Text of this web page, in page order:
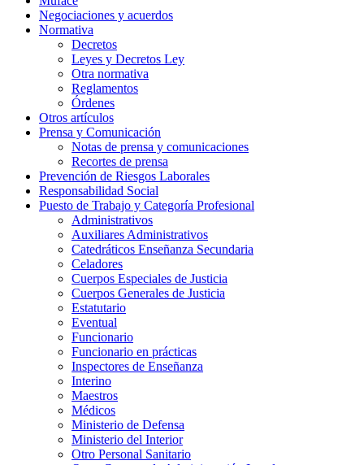
Negociaciones y acuerdos
Normativa
Decretos
Leyes y Decretos Ley
Otra normativa
Reglamentos
Órdenes
Otros artículos
Prensa y Comunicación
Notas de prensa y comunicaciones
Recortes de prensa
Prevención de Riesgos Laborales
Responsabilidad Social
Puesto de Trabajo y Categoría Profesional
Administrativos
Auxiliares Administrativos
Catedráticos Enseñanza Secundaria
Celadores
Cuerpos Especiales de Justicia
Cuerpos Generales de Justicia
Estatutario
Eventual
Funcionario
Funcionario en prácticas
Inspectores de Enseñanza
Interino
Maestros
Médicos
Ministerio de Defensa
Ministerio del Interior
Otro Personal Sanitario